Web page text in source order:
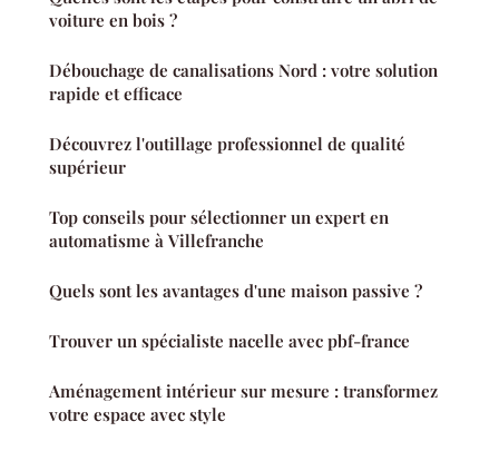
voiture en bois ?
Débouchage de canalisations Nord : votre solution
rapide et efficace
Découvrez l'outillage professionnel de qualité
supérieur
Top conseils pour sélectionner un expert en
automatisme à Villefranche
Quels sont les avantages d'une maison passive ?
Trouver un spécialiste nacelle avec pbf-france
Aménagement intérieur sur mesure : transformez
votre espace avec style